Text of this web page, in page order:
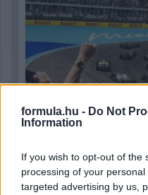
formula.hu - Do Not
Information
If you wish to opt-out of the
processing of your
targeted advertising by us,